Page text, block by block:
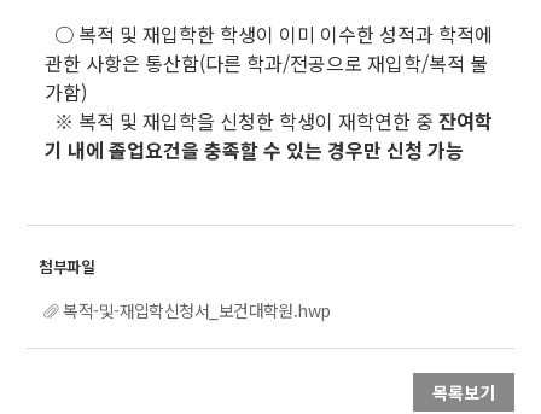
○ 복적 및 재입학한 학생이 이미 이수한 성적과 학적에
관한 사항은 통산함(다른 학과/전공으로 재입학/복적 불
가함)
※ 복적 및 재입학을 신청한 학생이 재학연한 중잔여학
기 내에 졸업요건을 충족할 수 있는 경우만 신청 가능
복적-및-재입학신청서_보건대학원.hwp
목록보기